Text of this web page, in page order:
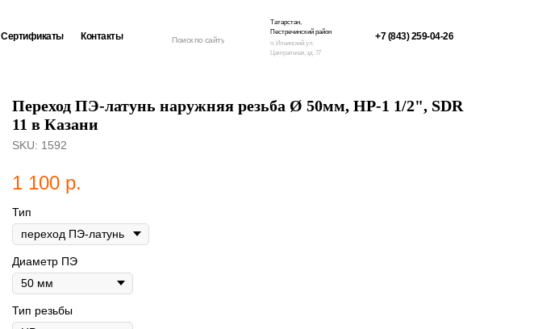
Поиск по сайту
Контакты
Сертификаты +7 (843) 259-04-26
п. Ильинский, ул.
Центральная, зд. 77
Татарстан,
Пестречинский район
Переход ПЭ-латунь наружняя резьба Ø 50мм, НР-1 1/2", SDR
11 в Казани
SKU: 1592
1 100 р.
Тип
Диаметр ПЭ
Тип резьбы